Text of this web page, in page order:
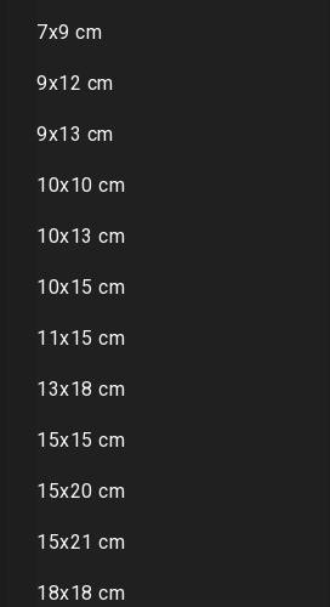
7x9 cm
9x12 cm
9x13 cm
10x10 cm
10x13 cm
10x15 cm
11x15 cm
13x18 cm
15x15 cm
15x20 cm
15x21 cm
18x18 cm